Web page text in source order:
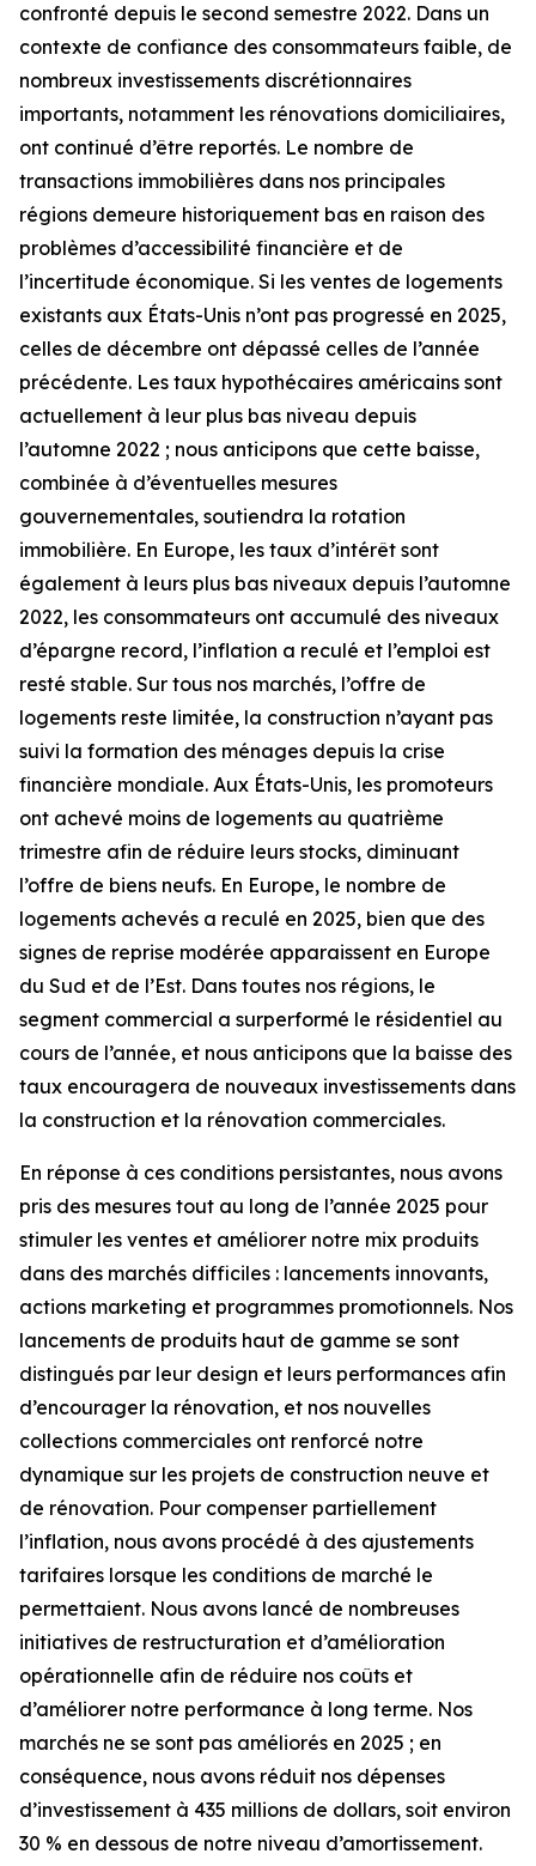
confronté depuis le second semestre 2022. Dans un
contexte de confiance des consommateurs faible, de
nombreux investissements discrétionnaires
importants, notamment les rénovations domiciliaires,
ont continué d’être reportés. Le nombre de
transactions immobilières dans nos principales
régions demeure historiquement bas en raison des
problèmes d’accessibilité financière et de
l’incertitude économique. Si les ventes de logements
existants aux États-Unis n’ont pas progressé en 2025,
celles de décembre ont dépassé celles de l’année
précédente. Les taux hypothécaires américains sont
actuellement à leur plus bas niveau depuis
l’automne 2022 ; nous anticipons que cette baisse,
combinée à d’éventuelles mesures
gouvernementales, soutiendra la rotation
immobilière. En Europe, les taux d’intérêt sont
également à leurs plus bas niveaux depuis l’automne
2022, les consommateurs ont accumulé des niveaux
d’épargne record, l’inflation a reculé et l’emploi est
resté stable. Sur tous nos marchés, l’offre de
logements reste limitée, la construction n’ayant pas
suivi la formation des ménages depuis la crise
financière mondiale. Aux États-Unis, les promoteurs
ont achevé moins de logements au quatrième
trimestre afin de réduire leurs stocks, diminuant
l’offre de biens neufs. En Europe, le nombre de
logements achevés a reculé en 2025, bien que des
signes de reprise modérée apparaissent en Europe
du Sud et de l’Est. Dans toutes nos régions, le
segment commercial a surperformé le résidentiel au
cours de l’année, et nous anticipons que la baisse des
taux encouragera de nouveaux investissements dans
la construction et la rénovation commerciales.
En réponse à ces conditions persistantes, nous avons
pris des mesures tout au long de l’année 2025 pour
stimuler les ventes et améliorer notre mix produits
dans des marchés difficiles : lancements innovants,
actions marketing et programmes promotionnels. Nos
lancements de produits haut de gamme se sont
distingués par leur design et leurs performances afin
d’encourager la rénovation, et nos nouvelles
collections commerciales ont renforcé notre
dynamique sur les projets de construction neuve et
de rénovation. Pour compenser partiellement
l’inflation, nous avons procédé à des ajustements
tarifaires lorsque les conditions de marché le
permettaient. Nous avons lancé de nombreuses
initiatives de restructuration et d’amélioration
opérationnelle afin de réduire nos coûts et
d’améliorer notre performance à long terme. Nos
marchés ne se sont pas améliorés en 2025 ; en
conséquence, nous avons réduit nos dépenses
d’investissement à 435 millions de dollars, soit environ
30 % en dessous de notre niveau d’amortissement.